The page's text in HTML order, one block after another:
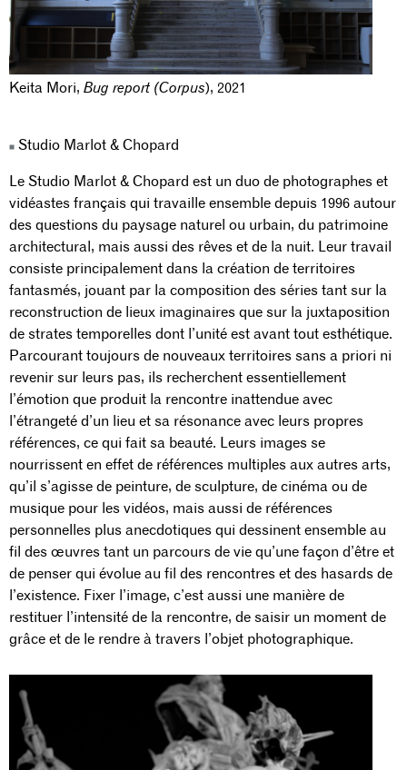
Keita Mori, Bug report (Corpus), 2021
Studio Marlot & Chopard
Le Studio Marlot & Chopard est un duo de photographes et
vidéastes français qui travaille ensemble depuis 1996 autour
des questions du paysage naturel ou urbain, du patrimoine
architectural, mais aussi des rêves et de la nuit. Leur travail
consiste principalement dans la création de territoires
fantasmés, jouant par la composition des séries tant sur la
reconstruction de lieux imaginaires que sur la juxtaposition
de strates temporelles dont l’unité est avant tout esthétique.
Parcourant toujours de nouveaux territoires sans a priori ni
revenir sur leurs pas, ils recherchent essentiellement
l’émotion que produit la rencontre inattendue avec
l’étrangeté d’un lieu et sa résonance avec leurs propres
références, ce qui fait sa beauté. Leurs images se
nourrissent en effet de références multiples aux autres arts,
qu’il s’agisse de peinture, de sculpture, de cinéma ou de
musique pour les vidéos, mais aussi de références
personnelles plus anecdotiques qui dessinent ensemble au
fil des œuvres tant un parcours de vie qu’une façon d’être et
de penser qui évolue au fil des rencontres et des hasards de
l’existence. Fixer l’image, c’est aussi une manière de
restituer l’intensité de la rencontre, de saisir un moment de
grâce et de le rendre à travers l’objet photographique.